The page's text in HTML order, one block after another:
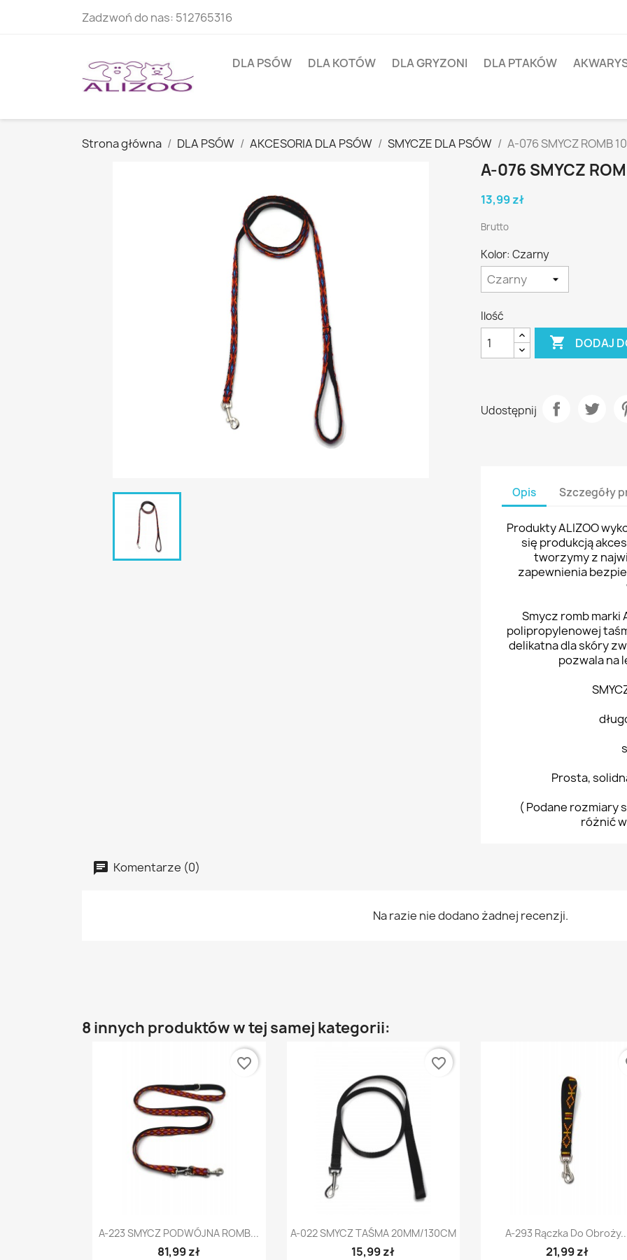
Zadzwoń do nas: 512765316
DLA PSÓW DLA KOTÓW DLA GRYZONI DLA PTAKÓW
Strona główna DLA PSÓW AKCESORIA DLA PSÓW SMYCZE DLA PSÓW A-076 SMYCZ ROMB
A-076 SMYCZ
13,99 zł
Brutto
Kolor: Czarny
Ilość
 DODAJ
Udostępnij
Opis Szczegóły
Produkty ALIZOO
się produkcją
tworzymy z
zapewnienia
Smycz romb marki
polipropylenowej
delikatna dla skóry
pozwala na
Prosta,
( Podane rozmiary
różnić
Komentarze (0)
Na razie nie dodano żadnej recenzji.
8 innych produktów w tej samej kategorii:
Szybki podgląd
A-223 SMYCZ PODWÓJNA ROMB...
81,99 zł
favorite_border
Szybki podgląd
A-022 SMYCZ TAŚMA 20MM/130CM
15,99 zł
favorite_border
 Szybki podgląd
A-293 Rączka Do Obroży...
21,99 zł